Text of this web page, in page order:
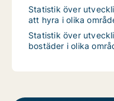
Statistik över
att hyra i olika
Statistik över
bostäder i olika